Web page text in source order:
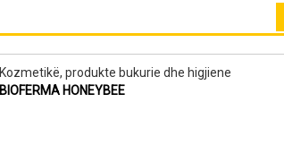
Kozmetikë, produkte bukurie dhe higjiene
BIOFERMA HONEYBEE